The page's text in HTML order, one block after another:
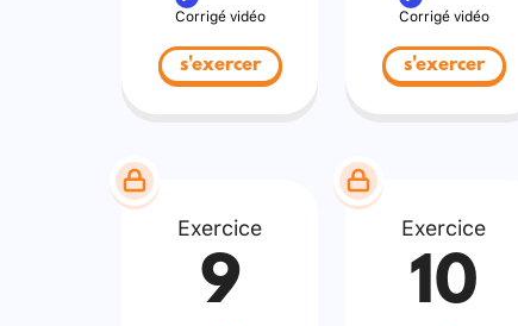
Corrigé vidéo
s'exercer
Corrigé vidéo
s'exercer
Exercice
9
Exercice
10